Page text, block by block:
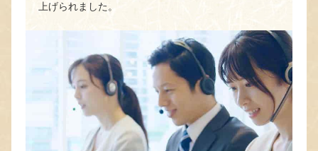
上げられました。